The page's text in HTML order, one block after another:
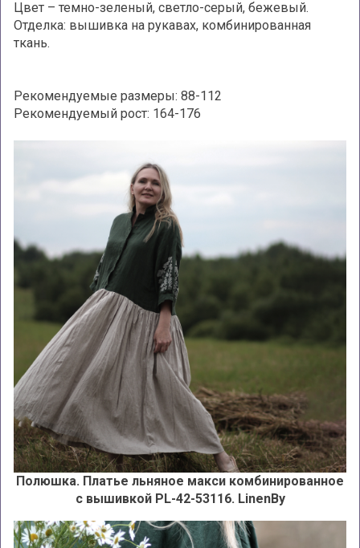
Цвет – темно-зеленый, светло-серый, бежевый.
Отделка: вышивка на рукавах, комбинированная
ткань.
Рекомендуемые размеры: 88-112
Рекомендуемый рост: 164-176
Полюшка. Платье льняное макси комбинированное
с вышивкой PL-42-53116. LinenBy